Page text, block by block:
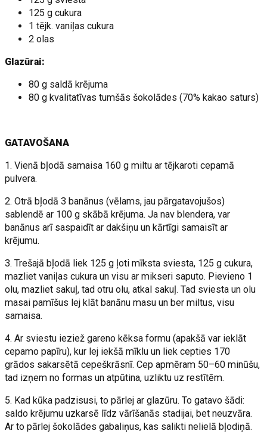
125 g cukura
1 tējk. vaniļas cukura
2 olas
Glazūrai:
80 g saldā krējuma
80 g kvalitatīvas tumšās šokolādes (70% kakao saturs)
GATAVOŠANA
1. Vienā bļodā samaisa 160 g miltu ar tējkaroti cepamā
pulvera.
2. Otrā bļodā 3 banānus (vēlams, jau pārgatavojušos)
sablendē ar 100 g skābā krējuma. Ja nav blendera, var
banānus arī saspaidīt ar dakšiņu un kārtīgi samaisīt ar
krējumu.
3. Trešajā bļodā liek 125 g ļoti mīksta sviesta, 125 g cukura,
mazliet vaniļas cukura un visu ar mikseri saputo. Pievieno 1
olu, mazliet sakuļ, tad otru olu, atkal sakuļ. Tad sviesta un olu
masai pamīšus lej klāt banānu masu un ber miltus, visu
samaisa.
4. Ar sviestu ieziež gareno kēksa formu (apakšā var ieklāt
cepamo papīru), kur lej iekšā mīklu un liek cepties 170
grādos sakarsētā cepeškrāsnī. Cep apmēram 50–60 minūšu,
tad izņem no formas un atpūtina, uzliktu uz restītēm.
5. Kad kūka padzisusi, to pārlej ar glazūru. To gatavo šādi:
saldo krējumu uzkarsē līdz vārīšanās stadijai, bet neuzvāra.
Ar to pārlej šokolādes gabaliņus, kas salikti nelielā bļodiņā.